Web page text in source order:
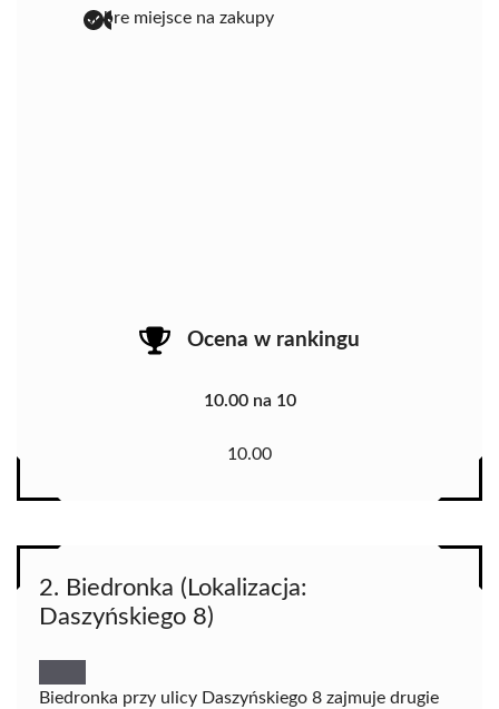
dobre miejsce na zakupy
Ocena w rankingu
10.00 na 10
10.00
2. Biedronka (Lokalizacja:
Daszyńskiego 8)
Biedronka przy ulicy Daszyńskiego 8 zajmuje drugie